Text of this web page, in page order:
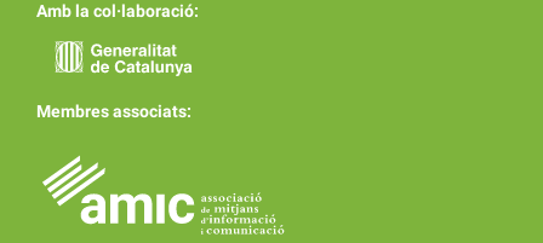
Amb la col·laboració:
Membres associats: